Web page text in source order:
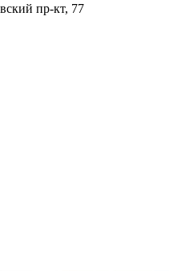
пр-кт, 77